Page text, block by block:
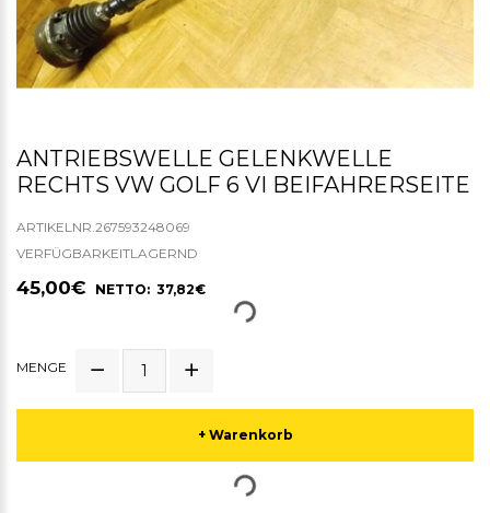
ANTRIEBSWELLE GELENKWELLE
RECHTS VW GOLF 6 VI BEIFAHRERSEITE
ARTIKELNR.267593248069
VERFÜGBARKEITLAGERND
45,00€ NETTO: 37,82€
MENGE
+ Warenkorb